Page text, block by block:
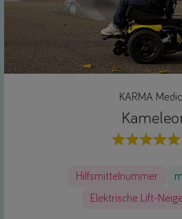
KARMA
Hilfsmittelnummer
Elektrische Lift-